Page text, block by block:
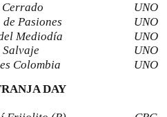
Cerrado
UNO
de Pasiones
UNO
Mediodía
UNO
UNO
Colombia
UNO
DAY